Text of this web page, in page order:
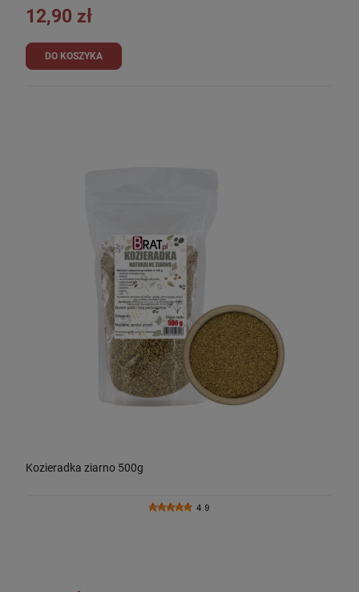
12,90 zł
DO KOSZYKA
Kozieradka ziarno 500g
4.9